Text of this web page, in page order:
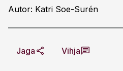
Autor: Katri Soe-Surén
Jaga Vihja